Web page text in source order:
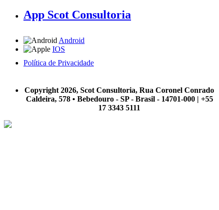
App Scot Consultoria
Android
IOS
Política de Privacidade
Copyright 2026, Scot Consultoria, Rua Coronel Conrado
Caldeira, 578 • Bebedouro - SP - Brasil - 14701-000 | +55
17 3343 5111